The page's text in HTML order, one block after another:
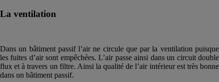
La ventilation
Dans un bâtiment passif l’air ne circule que par la ventilation puisque
les fuites d’air sont empêchées. L’air passe ainsi dans un circuit double
flux et à travers un filtre. Ainsi la qualité de l’air intérieur est très bonne
dans un bâtiment passif.